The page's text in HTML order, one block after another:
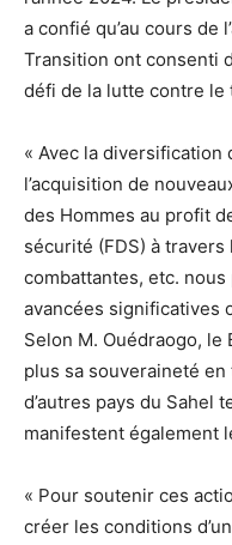
a confié qu’au cours de
Transition ont consenti
défi de la lutte contre le
« Avec la diversification
l’acquisition de
des Hommes au profit
sécurité (FDS) à
combattantes, etc.
avancées significatives
Selon M. Ouédraogo, le
plus sa souveraineté
d’autres pays du Sahel
manifestent également
« Pour soutenir ces
créer les conditions